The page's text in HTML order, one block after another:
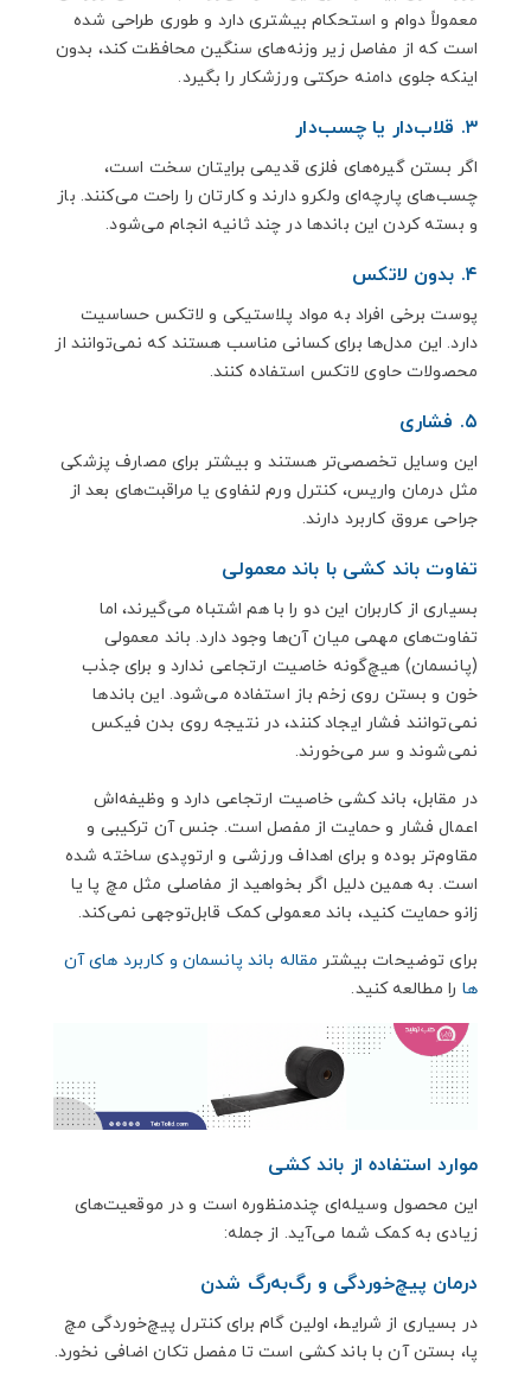
معمولاً دوام و استحکام بیشتری دارد و طوری طراحی شده
است که از مفاصل زیر وزنه‌های سنگین محافظت کند، بدون
اینکه جلوی دامنه حرکتی ورزشکار را بگیرد.
۳. قلاب‌دار یا چسب‌دار
اگر بستن گیره‌های فلزی قدیمی برایتان سخت است،
چسب‌های پارچه‌ای ولکرو دارند و کارتان را راحت می‌کنند. باز
و بسته کردن این باندها در چند ثانیه انجام می‌شود.
۴. بدون لاتکس
پوست برخی افراد به مواد پلاستیکی و لاتکس حساسیت
دارد. این مدل‌ها برای کسانی مناسب هستند که نمی‌توانند از
محصولات حاوی لاتکس استفاده کنند.
۵. فشاری
این وسایل تخصصی‌تر هستند و بیشتر برای مصارف پزشکی
مثل درمان واریس، کنترل ورم لنفاوی یا مراقبت‌های بعد از
جراحی عروق کاربرد دارند.
تفاوت باند کشی با باند معمولی
بسیاری از کاربران این دو را با هم اشتباه می‌گیرند، اما
تفاوت‌های مهمی میان آن‌ها وجود دارد. باند معمولی
(پانسمان) هیچ‌گونه خاصیت ارتجاعی ندارد و برای جذب
خون و بستن روی زخم باز استفاده می‌شود. این باندها
نمی‌توانند فشار ایجاد کنند، در نتیجه روی بدن فیکس
نمی‌شوند و سر می‌خورند.
در مقابل، باند کشی خاصیت ارتجاعی دارد و وظیفه‌اش
اعمال فشار و حمایت از مفصل است. جنس آن ترکیبی و
مقاوم‌تر بوده و برای اهداف ورزشی و ارتوپدی ساخته شده
است. به همین دلیل اگر بخواهید از مفاصلی مثل مچ پا یا
زانو حمایت کنید، باند معمولی کمک قابل‌توجهی نمی‌کند.
برای توضیحات بیشتر مقاله باند پانسمان و کاربرد های آن
ها را مطالعه کنید.
موارد استفاده از باند کشی
این محصول وسیله‌ای چندمنظوره است و در موقعیت‌های
زیادی به کمک شما می‌آید. از جمله:
درمان پیچ‌خوردگی و رگ‌به‌رگ شدن
در بسیاری از شرایط، اولین گام برای کنترل پیچ‌خوردگی مچ
پا، بستن آن با باند کشی است تا مفصل تکان اضافی نخورد.